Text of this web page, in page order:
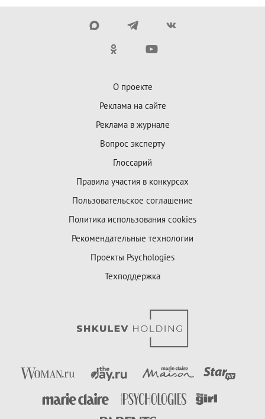
О проекте
Реклама на сайте
Реклама в журнале
Вопрос эксперту
Глоссарий
Правила участия в конкурсах
Пользовательское соглашение
Политика использования cookies
Рекомендательные технологии
Проекты Psychologies
Техподдержка